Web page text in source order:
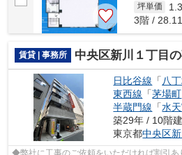
坪単価
3階 /
賃貸 | 事務所 中央区新川１丁目
日比谷線 「 八
東西線 「茅場町
半蔵門線 「水
築29年 / 10階
東京都中央区新
◆弊社に工事のご依頼をいただければ割引